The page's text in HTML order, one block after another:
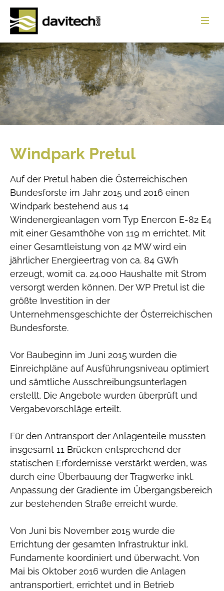
Startseite
Leistungen
Referenzen
Über uns
Jobs
Download
Kontakt
Windpark Pretul
Auf der Pretul haben die Österreichischen
Bundesforste im Jahr 2015 und 2016 einen
Windpark bestehend aus 14
Windenergieanlagen vom Typ Enercon E-82 E4
mit einer Gesamthöhe von 119 m errichtet. Mit
einer Gesamtleistung von 42 MW wird ein
jährlicher Energieertrag von ca. 84 GWh
erzeugt, womit ca. 24.000 Haushalte mit Strom
versorgt werden können. Der WP Pretul ist die
größte Investition in der
Unternehmensgeschichte der Österreichischen
Bundesforste.
Vor Baubeginn im Juni 2015 wurden die
Einreichpläne auf Ausführungsniveau optimiert
und sämtliche Ausschreibungsunterlagen
erstellt. Die Angebote wurden überprüft und
Vergabevorschläge erteilt.
Für den Antransport der Anlagenteile mussten
insgesamt 11 Brücken entsprechend der
statischen Erfordernisse verstärkt werden, was
durch eine Überbauung der Tragwerke inkl.
Anpassung der Gradiente im Übergangsbereich
zur bestehenden Straße erreicht wurde.
Von Juni bis November 2015 wurde die
Errichtung der gesamten Infrastruktur inkl.
Fundamente koordiniert und überwacht. Von
Mai bis Oktober 2016 wurden die Anlagen
antransportiert, errichtet und in Betrieb